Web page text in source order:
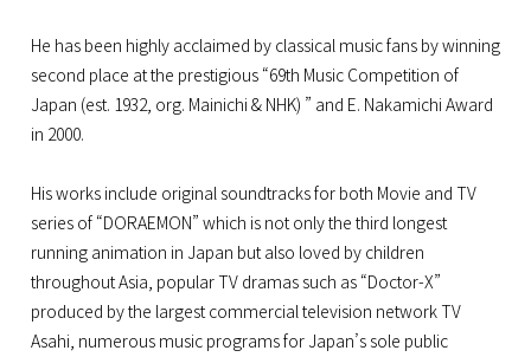
He has been highly acclaimed by classical music fans by winning
second place at the prestigious “69th Music Competition of
Japan (est. 1932, org. Mainichi & NHK) ” and E. Nakamichi Award
in 2000.
His works include original soundtracks for both Movie and TV
series of “DORAEMON” which is not only the third longest
running animation in Japan but also loved by children
throughout Asia, popular TV dramas such as “Doctor-X”
produced by the largest commercial television network TV
Asahi, numerous music programs for Japan’s sole public